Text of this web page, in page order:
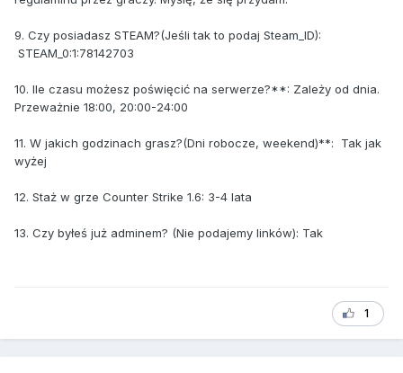
9. Czy posiadasz STEAM?(Jeśli tak to podaj Steam_ID):
STEAM_0:1:78142703
10. Ile czasu możesz poświęcić na serwerze?**: Zależy od dnia.
Przeważnie 18:00, 20:00-24:00
11. W jakich godzinach grasz?(Dni robocze, weekend)**: Tak jak
wyżej
12. Staż w grze Counter Strike 1.6: 3-4 lata
13. Czy byłeś już adminem? (Nie podajemy linków): Tak
1